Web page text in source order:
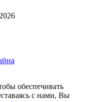
обеспечивать
с нами, Вы